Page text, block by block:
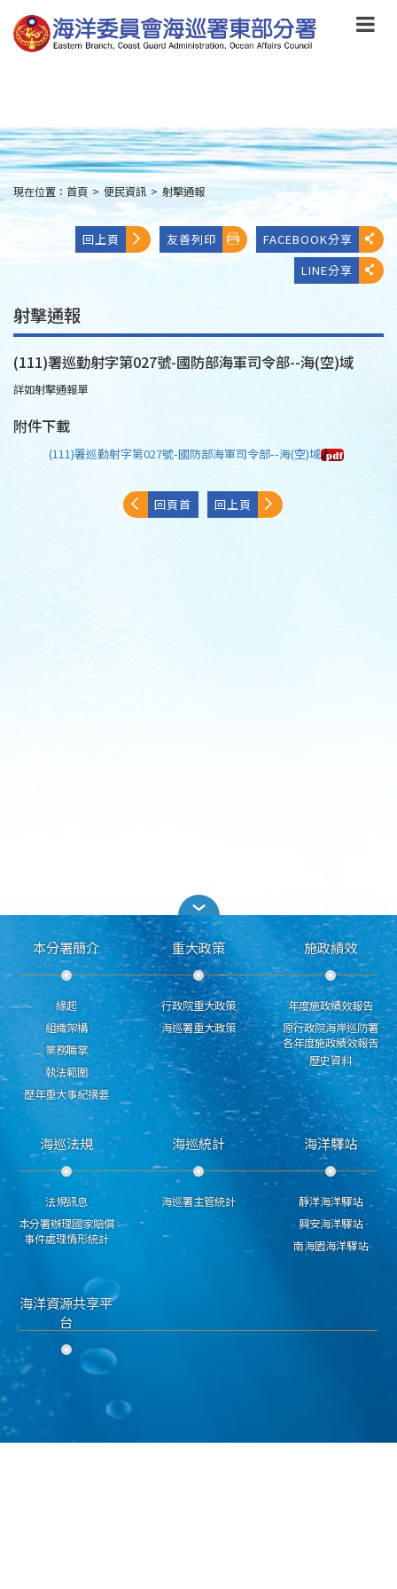
到
主
要
main
content
:::
現在位置： 首頁 > 便民資訊 > 射擊通報
回上頁 友善列印
FACEBOOK分享
LINE分享
射擊通報
(111)署巡勤射字第027號-國防部海軍司令部--海(空)域
詳如射擊通報單
附件下載
(111)署巡勤射字第027號-國防部海軍司令部--海(空)域
回頁首 回上頁
本分署簡介
緣起
組織架構
業務職掌
執法範圍
歷年重大事紀摘要
重大政策
行政院重大政策
海巡署重大政策
施政績效
年度施政績效報告
原行政院海岸巡防署
各年度施政績效報告
歷史資料
海巡法規
法規訊息
本分署辦理國家賠償
事件處理情形統計
海巡統計
海巡署主管統計
海洋驛站
靜洋海洋驛站
興安海洋驛站
南海園海洋驛站
海洋資源共享平
台